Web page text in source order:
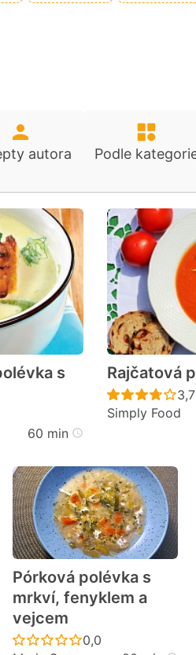
autora Podle
s
60 min
Rajčatová
3,7
Simply Food
hodnocen
Pórková polévka s
mrkví, fenyklem a
vejcem
Recept ještě nebyl
0,0